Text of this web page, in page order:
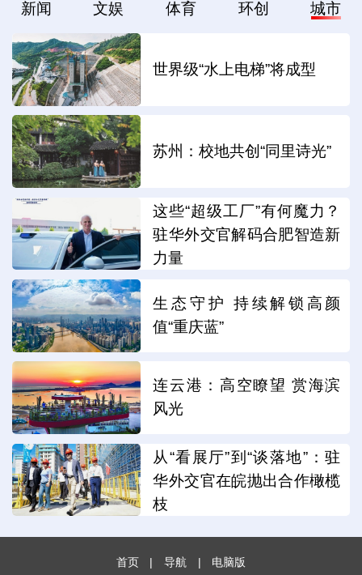
新闻 文娱 体育 环创 城市
世界级“水上电梯”将成型
苏州：校地共创“同里诗光”
这些“超级工厂”有何魔力？
驻华外交官解码合肥智造新
力量
生态守护 持续解锁高颜
值“重庆蓝”
连云港：高空瞭望 赏海滨
风光
从“看展厅”到“谈落地”：驻
华外交官在皖抛出合作橄榄
枝
首页 | 导航 | 电脑版